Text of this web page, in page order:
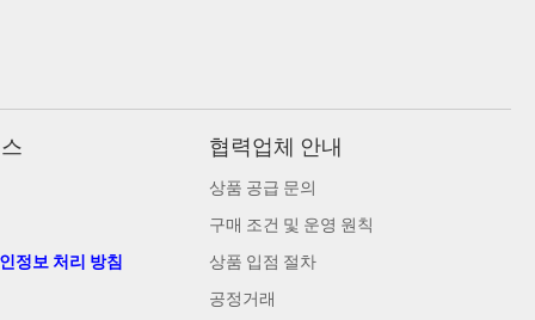
정보 처리 방침
협력업체 안내
상품 공급 문의
구매 조건 및 운영 원칙
상품 입점 절차
공정거래